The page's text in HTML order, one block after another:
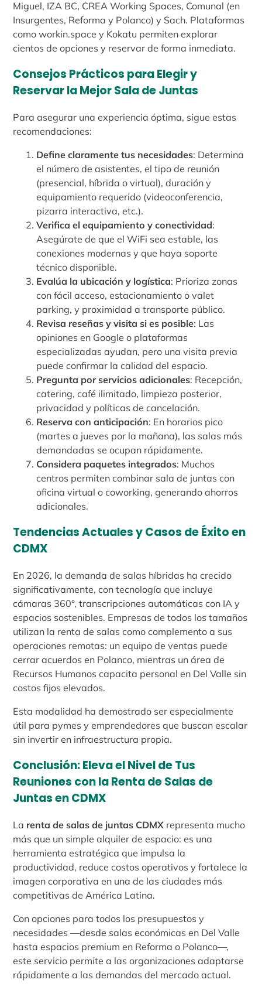
Miguel, IZA BC, CREA Working Spaces, Comunal (en
Insurgentes, Reforma y Polanco) y Sach. Plataformas
como workin.space y Kokatu permiten explorar
cientos de opciones y reservar de forma inmediata.
Consejos Prácticos para Elegir y
Reservar la Mejor Sala de Juntas
Para asegurar una experiencia óptima, sigue estas
recomendaciones:
Define claramente tus necesidades: Determina
el número de asistentes, el tipo de reunión
(presencial, híbrida o virtual), duración y
equipamiento requerido (videoconferencia,
pizarra interactiva, etc.).
Verifica el equipamiento y conectividad:
Asegúrate de que el WiFi sea estable, las
conexiones modernas y que haya soporte
técnico disponible.
Evalúa la ubicación y logística: Prioriza zonas
con fácil acceso, estacionamiento o valet
parking, y proximidad a transporte público.
Revisa reseñas y visita si es posible: Las
opiniones en Google o plataformas
especializadas ayudan, pero una visita previa
puede confirmar la calidad del espacio.
Pregunta por servicios adicionales: Recepción,
catering, café ilimitado, limpieza posterior,
privacidad y políticas de cancelación.
Reserva con anticipación: En horarios pico
(martes a jueves por la mañana), las salas más
demandadas se ocupan rápidamente.
Considera paquetes integrados: Muchos
centros permiten combinar sala de juntas con
oficina virtual o coworking, generando ahorros
adicionales.
Tendencias Actuales y Casos de Éxito en
CDMX
En 2026, la demanda de salas híbridas ha crecido
significativamente, con tecnología que incluye
cámaras 360°, transcripciones automáticas con IA y
espacios sostenibles. Empresas de todos los tamaños
utilizan la renta de salas como complemento a sus
operaciones remotas: un equipo de ventas puede
cerrar acuerdos en Polanco, mientras un área de
Recursos Humanos capacita personal en Del Valle sin
costos fijos elevados.
Esta modalidad ha demostrado ser especialmente
útil para pymes y emprendedores que buscan escalar
sin invertir en infraestructura propia.
Conclusión: Eleva el Nivel de Tus
Reuniones con la Renta de Salas de
Juntas en CDMX
La renta de salas de juntas CDMX representa mucho
más que un simple alquiler de espacio: es una
herramienta estratégica que impulsa la
productividad, reduce costos operativos y fortalece la
imagen corporativa en una de las ciudades más
competitivas de América Latina.
Con opciones para todos los presupuestos y
necesidades —desde salas económicas en Del Valle
hasta espacios premium en Reforma o Polanco—,
este servicio permite a las organizaciones adaptarse
rápidamente a las demandas del mercado actual.